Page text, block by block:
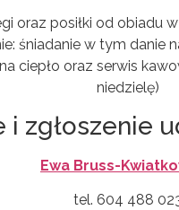
oraz posiłki od obiadu
śniadanie w tym danie
ciepło oraz serwis
niedzielę)
zgłoszenie
Ewa Bruss-
tel. 604 488